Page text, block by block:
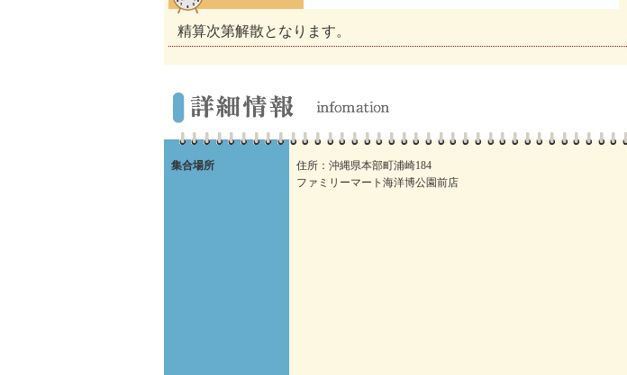
精算次第解散となります。
集合場所
住所：沖縄県本部町浦崎184
ファミリーマート海洋博公園前店